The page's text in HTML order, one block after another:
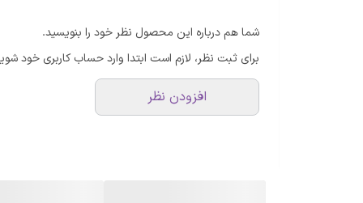
شما هم درباره این محصول نظر خود را بنویسید.
برای ثبت نظر، لازم است ابتدا وارد حساب کاربری خود
افزودن نظر